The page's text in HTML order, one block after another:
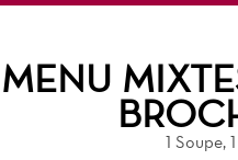
MENU
1 Soupe,